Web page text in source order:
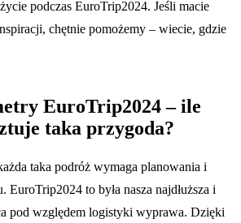
podczas EuroTrip2024. Jeśli macie
chętnie pomożemy – wiecie, gdzie
EuroTrip2024 – ile
taka przygoda?
taka podróż wymaga planowania i
EuroTrip2024 to była nasza najdłuższa i
pod względem logistyki wyprawa. Dzięki